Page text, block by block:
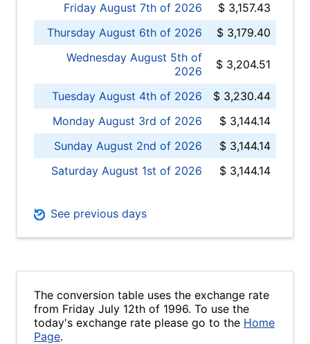
Friday August 7th of 2026
$ 3,157.43
Thursday August 6th of 2026
$ 3,179.40
Wednesday August 5th of
2026
$ 3,204.51
Tuesday August 4th of 2026
$ 3,230.44
Monday August 3rd of 2026
$ 3,144.14
Sunday August 2nd of 2026
$ 3,144.14
Saturday August 1st of 2026
$ 3,144.14
See previous days
The conversion table uses the exchange rate
from Friday July 12th of 1996. To use the
today's exchange rate please go to the Home
Page.